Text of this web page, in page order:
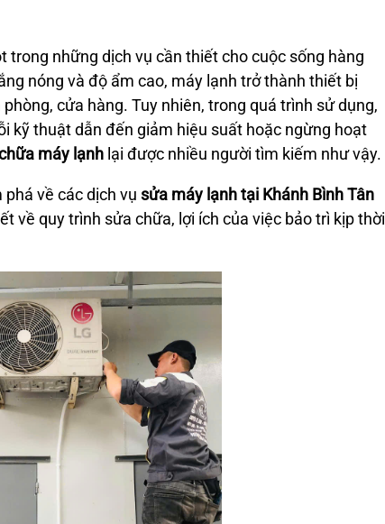
trong những dịch vụ cần thiết cho cuộc sống hàng
nóng và độ ẩm cao, máy lạnh trở thành thiết bị
cửa hàng. Tuy nhiên, trong quá trình sử dụng,
kỹ thuật dẫn đến giảm hiệu suất hoặc ngừng hoạt
máy lạnh lại được nhiều người tìm kiếm như vậy.
về các dịch vụ sửa máy lạnh tại Khánh Bình Tân
về quy trình sửa chữa, lợi ích của việc bảo trì kịp thời